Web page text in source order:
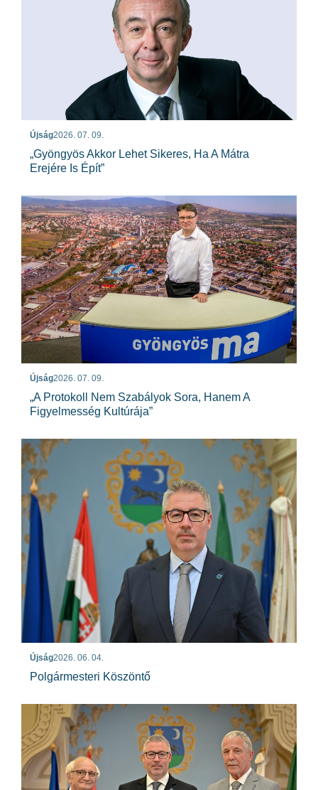
Újság2026. 07. 09.
„Gyöngyös Akkor Lehet Sikeres, Ha A Mátra
Erejére Is Épít”
Újság2026. 07. 09.
„A Protokoll Nem Szabályok Sora, Hanem A
Figyelmesség Kultúrája”
Újság2026. 06. 04.
Polgármesteri Köszöntő